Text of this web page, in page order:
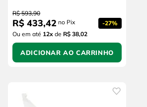
R$ 593,90
R$ 433,42 no Pix -27%
Ou em até 12x de R$ 38,02
ADICIONAR AO CARRINHO